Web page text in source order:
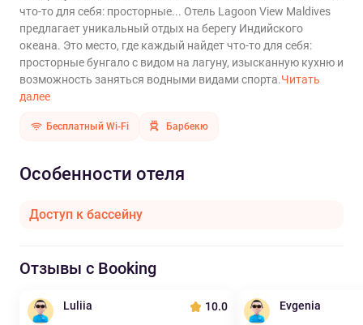
что-то для себя: просторные... Отель Lagoon View Maldives
предлагает уникальный отдых на берегу Индийского
океана. Это место, где каждый найдет что-то для себя:
просторные бунгало с видом на лагуну, изысканную кухню и
возможность заняться водными видами спорта.Читать
далее
Бесплатный Wi-Fi Барбекю
Особенности отеля
Доступ к бассейну
Отзывы с Booking
Luliia 10.0 Evgenia